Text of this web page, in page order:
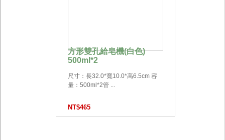
方形雙孔給皂機(白色)
500ml*2
尺寸：長32.0*寬10.0*高6.5cm 容
量：500ml*2管 ...
NT$465